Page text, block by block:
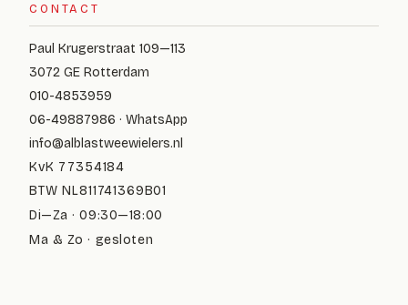
CONTACT
Paul Krugerstraat 109—113
3072 GE Rotterdam
010-4853959
06-49887986 · WhatsApp
info@alblastweewielers.nl
KvK 77354184
BTW NL811741369B01
Di—Za · 09:30—18:00
Ma & Zo · gesloten